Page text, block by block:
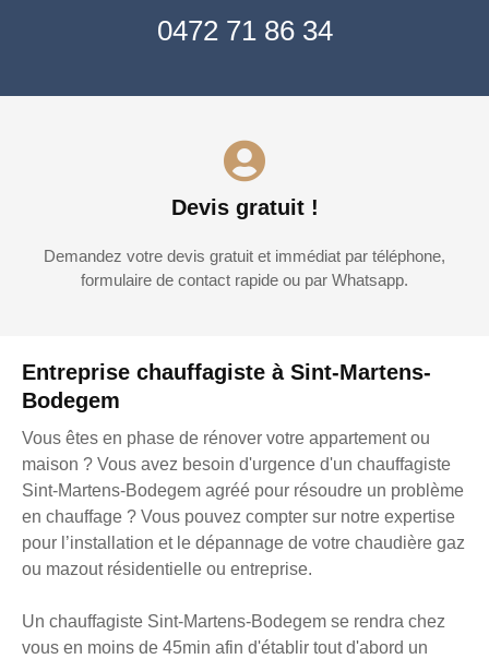
Entreprise chauffagiste à Sint-Martens-
Bodegem
Vous êtes en phase de rénover votre appartement ou
maison ? Vous avez besoin d'urgence d'un chauffagiste
Sint-Martens-Bodegem agréé pour résoudre un problème
en chauffage ? Vous pouvez compter sur notre expertise
pour l’installation et le dépannage de votre chaudière gaz
ou mazout résidentielle ou entreprise.
Un chauffagiste Sint-Martens-Bodegem se rendra chez
vous en moins de 45min afin d'établir tout d'abord un
0472 71 86 34
Devis gratuit !
Demandez votre devis gratuit et immédiat par téléphone,
formulaire de contact rapide ou par Whatsapp.